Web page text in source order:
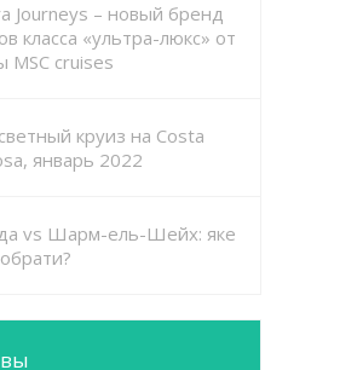
Journeys – новый бренд
класса «ультра-люкс» от
MSC cruises
круиз на Costa
январь 2022
vs Шарм-ель-Шейх: яке